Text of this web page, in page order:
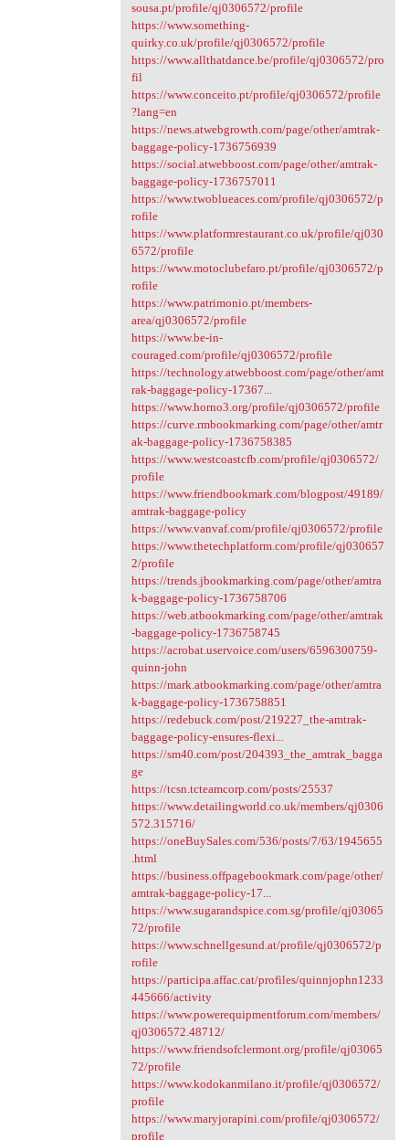
sousa.pt/profile/qj0306572/profile
https://www.something-
quirky.co.uk/profile/qj0306572/profile
https://www.allthatdance.be/profile/qj0306572/pro
fil
https://www.conceito.pt/profile/qj0306572/profile
?lang=en
https://news.atwebgrowth.com/page/other/amtrak-
baggage-policy-1736756939
https://social.atwebboost.com/page/other/amtrak-
baggage-policy-1736757011
https://www.twoblueaces.com/profile/qj0306572/p
rofile
https://www.platformrestaurant.co.uk/profile/qj030
6572/profile
https://www.motoclubefaro.pt/profile/qj0306572/p
rofile
https://www.patrimonio.pt/members-
area/qj0306572/profile
https://www.be-in-
couraged.com/profile/qj0306572/profile
https://technology.atwebboost.com/page/other/amt
rak-baggage-policy-17367...
https://www.horno3.org/profile/qj0306572/profile
https://curve.rmbookmarking.com/page/other/amtr
ak-baggage-policy-1736758385
https://www.westcoastcfb.com/profile/qj0306572/
profile
https://www.friendbookmark.com/blogpost/49189/
amtrak-baggage-policy
https://www.vanvaf.com/profile/qj0306572/profile
https://www.thetechplatform.com/profile/qj030657
2/profile
https://trends.jbookmarking.com/page/other/amtra
k-baggage-policy-1736758706
https://web.atbookmarking.com/page/other/amtrak
-baggage-policy-1736758745
https://acrobat.uservoice.com/users/6596300759-
quinn-john
https://mark.atbookmarking.com/page/other/amtra
k-baggage-policy-1736758851
https://redebuck.com/post/219227_the-amtrak-
baggage-policy-ensures-flexi...
https://sm40.com/post/204393_the_amtrak_bagga
ge
https://tcsn.tcteamcorp.com/posts/25537
https://www.detailingworld.co.uk/members/qj0306
572.315716/
https://oneBuySales.com/536/posts/7/63/1945655
.html
https://business.offpagebookmark.com/page/other/
amtrak-baggage-policy-17...
https://www.sugarandspice.com.sg/profile/qj03065
72/profile
https://www.schnellgesund.at/profile/qj0306572/p
rofile
https://participa.affac.cat/profiles/quinnjophn1233
445666/activity
https://www.powerequipmentforum.com/members/
qj0306572.48712/
https://www.friendsofclermont.org/profile/qj03065
72/profile
https://www.kodokanmilano.it/profile/qj0306572/
profile
https://www.maryjorapini.com/profile/qj0306572/
profile